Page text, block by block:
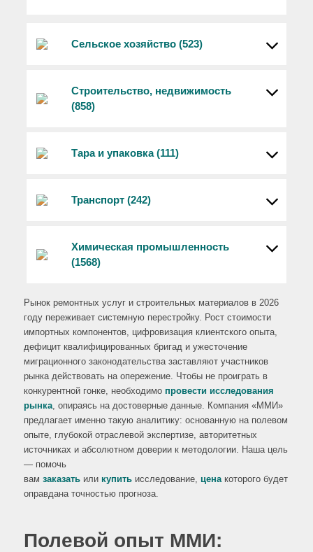
Сельское хозяйство (523)
Строительство, недвижимость
(858)
Тара и упаковка (111)
Транспорт (242)
Химическая промышленность
(1568)
Рынок ремонтных услуг и строительных материалов в 2026
году переживает системную перестройку. Рост стоимости
импортных компонентов, цифровизация клиентского опыта,
дефицит квалифицированных бригад и ужесточение
миграционного законодательства заставляют участников
рынка действовать на опережение. Чтобы не проиграть в
конкурентной гонке, необходимо провести исследования
рынка, опираясь на достоверные данные. Компания «ММИ»
предлагает именно такую аналитику: основанную на полевом
опыте, глубокой отраслевой экспертизе, авторитетных
источниках и абсолютном доверии к методологии. Наша цель
— помочь
вам заказатьили купитьисследование, ценакоторого будет
оправдана точностью прогноза.
Полевой опыт ММИ: